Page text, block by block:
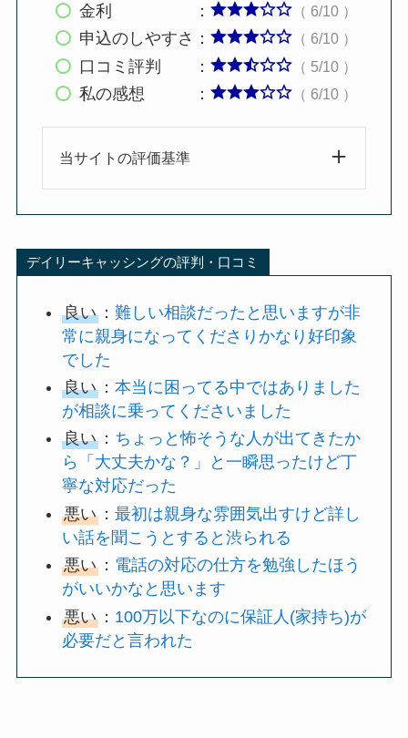
金利 ： （ 6/10 ）
申込のしやすさ： （ 6/10 ）
口コミ評判 ： （ 5/10 ）
私の感想 ： （ 6/10 ）
当サイトの評価基準
デイリーキャッシングの評判・口コミ
良い ：難しい相談だったと思いますが非
常に親身になってくださりかなり好印象
でした
良い ：本当に困ってる中ではありました
が相談に乗ってくださいました
良い ： ちょっと怖そうな人が出てきたか
ら「大丈夫かな？」と一瞬思ったけど丁
寧な対応だった
悪い ：最初は親身な雰囲気出すけど詳し
い話を聞こうとすると渋られる
悪い ： 電話の対応の仕方を勉強したほう
がいいかなと思います
悪い ： 100万以下なのに保証人(家持ち)が
必要だと言われた